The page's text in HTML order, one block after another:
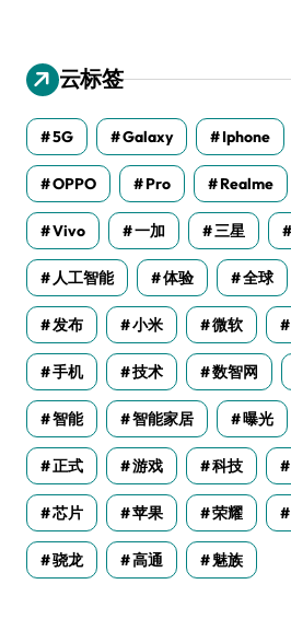
云标签
5G Galaxy Iphone
OPPO Pro Realme
Vivo 一加 三星
人工智能 体验 全球
发布 小米 微软
手机 技术 数智网
智能 智能家居 曝光
正式 游戏 科技
芯片 苹果 荣耀
骁龙 高通 魅族